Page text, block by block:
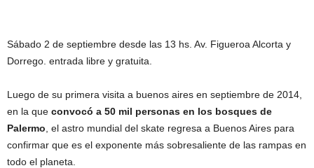
Sábado 2 de septiembre desde las 13 hs. Av. Figueroa Alcorta y
Dorrego. entrada libre y gratuita.
Luego de su primera visita a buenos aires en septiembre de 2014,
en la que convocó a 50 mil personas en los bosques de
Palermo , el astro mundial del skate regresa a Buenos Aires para
confirmar que es el exponente más sobresaliente de las rampas en
todo el planeta.